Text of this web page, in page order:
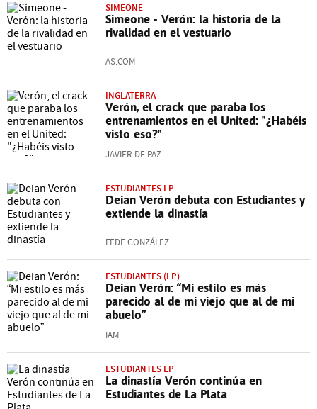
SIMEONE
Simeone - Verón: la historia de la
rivalidad en el vestuario
AS.COM
INGLATERRA
Verón, el crack que paraba los
entrenamientos en el United: "¿Habéis
visto eso?"
JAVIER DE PAZ
ESTUDIANTES LP
Deian Verón debuta con Estudiantes y
extiende la dinastía
FEDE GONZÁLEZ
ESTUDIANTES (LP)
Deian Verón: “Mi estilo es más
parecido al de mi viejo que al de mi
abuelo”
IAM
ESTUDIANTES LP
La dinastía Verón continúa en
Estudiantes de La Plata